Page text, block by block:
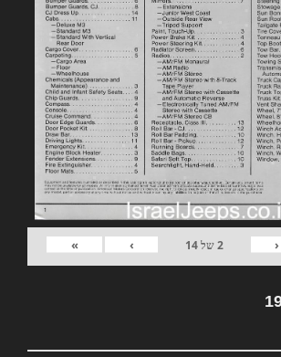
‹
2של14
›
»